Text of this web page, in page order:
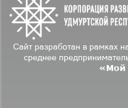
Сайт разработан в рамках
среднее
«Мой